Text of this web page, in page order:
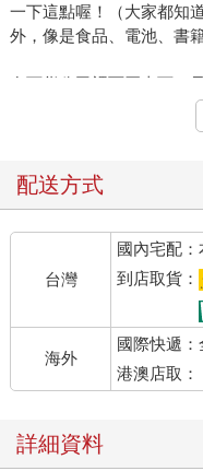
一下這點喔！（大家都知
外，像是食品、電池、書
在百貨公司裡面買東西，
要買到特殊的衣服或怪異
為百貨公司的地方才買
些購物的好穴場。
古著注意！
除了最流行的服飾之外，
創意，那就是──古著。所
中目黑可是頗多年輕人尊
已經很能在這樣的二手環
雖然是二手衣，但只要充
把這些便宜的二手衣加上
會讓人產生小小的卻步，
配送方式
台灣
國內宅配
到店取貨：
海外
國際快遞：
港澳店取：
詳細資料